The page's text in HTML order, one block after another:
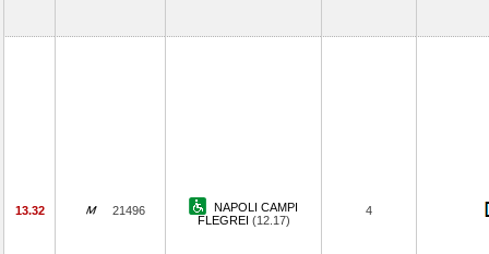
13.32 21496
NAPOLI CAMPI
FLEGREI (12.17)
4